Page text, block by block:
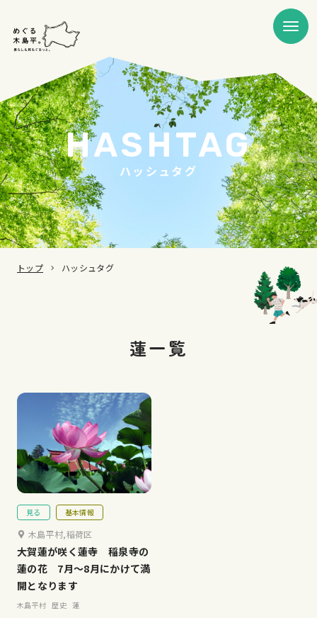
HASHTAG
ハッシュタグ
トップ ハッシュタグ
蓮一覧
見る 基本情報
木島平村,稲荷区
大賀蓮が咲く蓮寺 稲泉寺の
蓮の花 7月～8月にかけて満
開となります
木島平村 歴史 蓮